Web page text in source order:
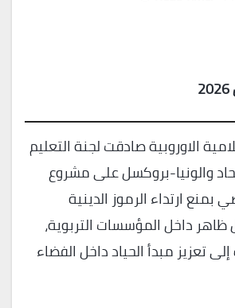
الاوروبية صادقت لجنة التعليم
والونيا-بروكسل على مشروع
ارتداء الرموز الدينية
داخل المؤسسات التربوية،
تعزيز مبدأ الحياد داخل الفضاء